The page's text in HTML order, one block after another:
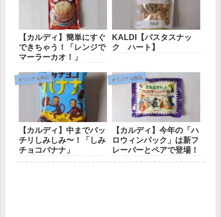
【カルディ】簡単にすぐ
できちゃう！「レンジで
マーラーカオ！」
KALDI【パスタスナッ
ク ハート】
オリジナル商品
【カルディ】中までバッ
チリしみしみ〜！「しみ
チョコバナナ」
オリジナル商品
【カルディ】今年の「ハ
ロウィンパック」は新フ
レーバーとペアで登場！